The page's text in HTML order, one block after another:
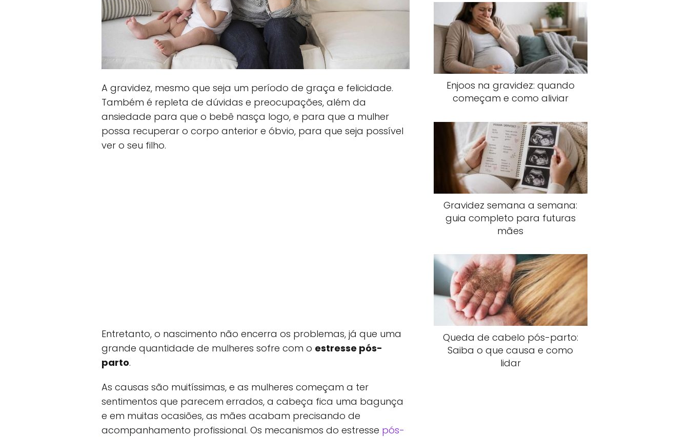
A gravidez, mesmo que seja um período de graça e felicidade.
Também é repleta de dúvidas e preocupações, além da
ansiedade para que o bebê nasça logo, e para que a mulher
possa recuperar o corpo anterior e óbvio, para que seja possível
ver o seu filho.
Entretanto, o nascimento não encerra os problemas, já que uma
grande quantidade de mulheres sofre com o estresse pós-
parto.
As causas são muitíssimas, e as mulheres começam a ter
sentimentos que parecem errados, a cabeça fica uma bagunça
e em muitas ocasiões, as mães acabam precisando de
acompanhamento profissional. Os mecanismos do estresse pós-
Enjoos na gravidez: quando
começam e como aliviar
Gravidez semana a semana:
guia completo para futuras
mães
Queda de cabelo pós-parto:
Saiba o que causa e como
lidar